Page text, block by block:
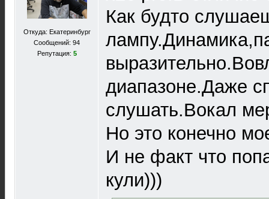
Откуда: Екатеринбург
Сообщений: 94
Репутация: 5
Как будто
диапазоне.Даже
слушать.Вокал
Но это конечно
И не факт что
кули)))